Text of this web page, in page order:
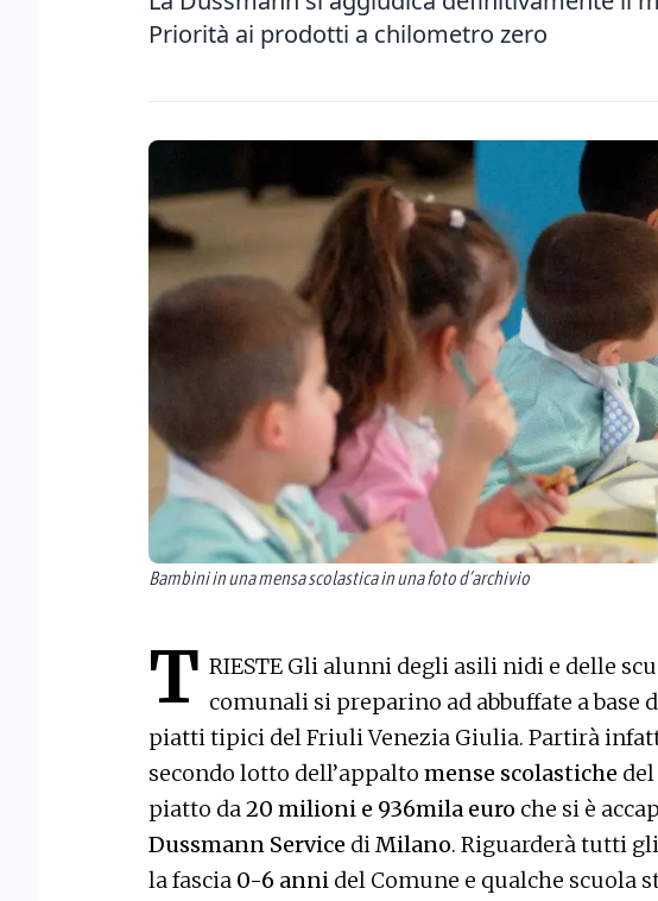
Priorità ai prodotti a chilometro zero
Bambini in una mensa scolastica in una foto d’archivio
T RIESTE Gli alunni degli asili nidi e delle
comunali si preparino ad abbuffate a base
piatti tipici del Friuli Venezia Giulia. Partirà
secondo lotto dell’appalto mense scolastiche
piatto da20 milioni e 936mila euro che si è
Dussmann Service diMilano. Riguarderà tutti
la fascia 0-6 anni del Comune e qualche scuola